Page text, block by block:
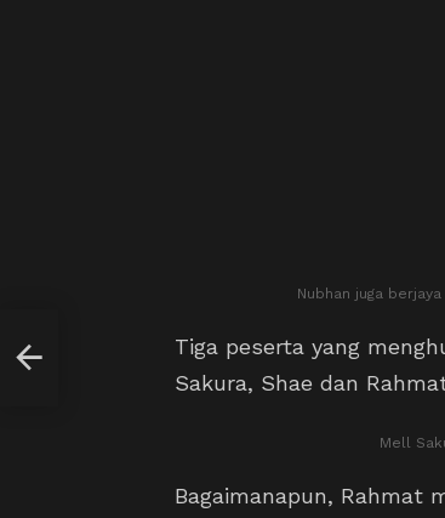
Nubhan juga
Tiga peserta yang
Sakura, Shae dan
Mell
Bagaimanapun, Rahmat